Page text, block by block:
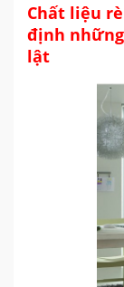
Chất liệu
định
lật